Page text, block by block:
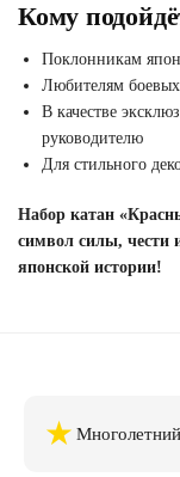
Кому
Поклонникам
Любителям боевых
В качестве
руководителю
Для стильного
Набор катан
символ силы, чести
японской истории!
★